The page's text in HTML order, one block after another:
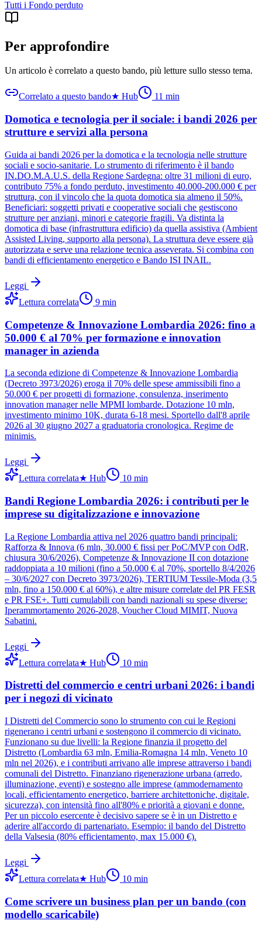
Tutti i Fondo perduto
Per approfondire
Un articolo è correlato a questo bando, più letture sullo stesso tema.
Correlato a questo bando★ Hub 11 min
Domotica e tecnologia per il sociale: i bandi 2026 per
strutture e servizi alla persona
Guida ai bandi 2026 per la domotica e la tecnologia nelle strutture
sociali e socio-sanitarie. Lo strumento di riferimento è il bando
IN.DO.M.A.U.S. della Regione Sardegna: oltre 31 milioni di euro,
contributo 75% a fondo perduto, investimento 40.000-200.000 € per
struttura, con il vincolo che la quota domotica sia almeno il 50%.
Beneficiari: soggetti privati e cooperative sociali che gestiscono
strutture per anziani, minori e categorie fragili. Va distinta la
domotica di base (infrastruttura edificio) da quella assistiva (Ambient
Assisted Living, supporto alla persona). La struttura deve essere già
autorizzata e serve una relazione tecnica asseverata. Si combina con
bandi di efficientamento energetico e Bando ISI INAIL.
Leggi
Lettura correlata
9 min
Competenze & Innovazione Lombardia 2026: fino a
50.000 € al 70% per formazione e innovation
manager in azienda
La seconda edizione di Competenze & Innovazione Lombardia
(Decreto 3973/2026) eroga il 70% delle spese ammissibili fino a
50.000 € per progetti di formazione, consulenza, inserimento
innovation manager nelle MPMI lombarde. Dotazione 10 mln,
investimento minimo 10K, durata 6-18 mesi. Sportello dall'8 aprile
2026 al 30 giugno 2027 a graduatoria cronologica. Regime de
minimis.
Leggi
Lettura correlata★ Hub 10 min
Bandi Regione Lombardia 2026: i contributi per le
imprese su digitalizzazione e innovazione
La Regione Lombardia attiva nel 2026 quattro bandi principali:
Rafforza & Innova (6 mln, 30.000 € fissi per PoC/MVP con OdR,
chiusura 30/6/2026), Competenze & Innovazione II con dotazione
raddoppiata a 10 milioni (fino a 50.000 € al 70%, sportello 8/4/2026
– 30/6/2027 con Decreto 3973/2026), TERTIUM Tessile-Moda (3,5
mln, fino a 150.000 € al 60%), e altre misure correlate del PR FESR
e PR FSE+. Tutti cumulabili con bandi nazionali su spese diverse:
Iperammortamento 2026-2028, Voucher Cloud MIMIT, Nuova
Sabatini.
Leggi
Lettura correlata★ Hub 10 min
Distretti del commercio e centri urbani 2026: i bandi
per i negozi di vicinato
I Distretti del Commercio sono lo strumento con cui le Regioni
rigenerano i centri urbani e sostengono il commercio di vicinato.
Funzionano su due livelli: la Regione finanzia il progetto del
Distretto (Lombardia 63 mln, Emilia-Romagna 14 mln, Veneto 10
mln nel 2026), e i contributi arrivano alle imprese attraverso i bandi
comunali del Distretto. Finanziano rigenerazione urbana (arredo,
illuminazione, eventi) e sostegno alle imprese (ammodernamento
locali, efficientamento energetico, barriere architettoniche, digitale,
sicurezza), con intensità fino all'80% e priorità a giovani e donne.
Per un piccolo esercente è decisivo sapere se è in un Distretto e
aderire all'accordo di partenariato. Esempio: il bando del Distretto
della Valsesia (80% efficientamento, max 15.000 €).
Leggi
Lettura correlata★ Hub 10 min
Come scrivere un business plan per un bando (con
modello scaricabile)